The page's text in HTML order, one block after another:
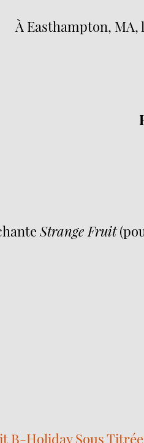
À Easthampton, MA,
Strange Fruit
B-Holiday Sous Titrée